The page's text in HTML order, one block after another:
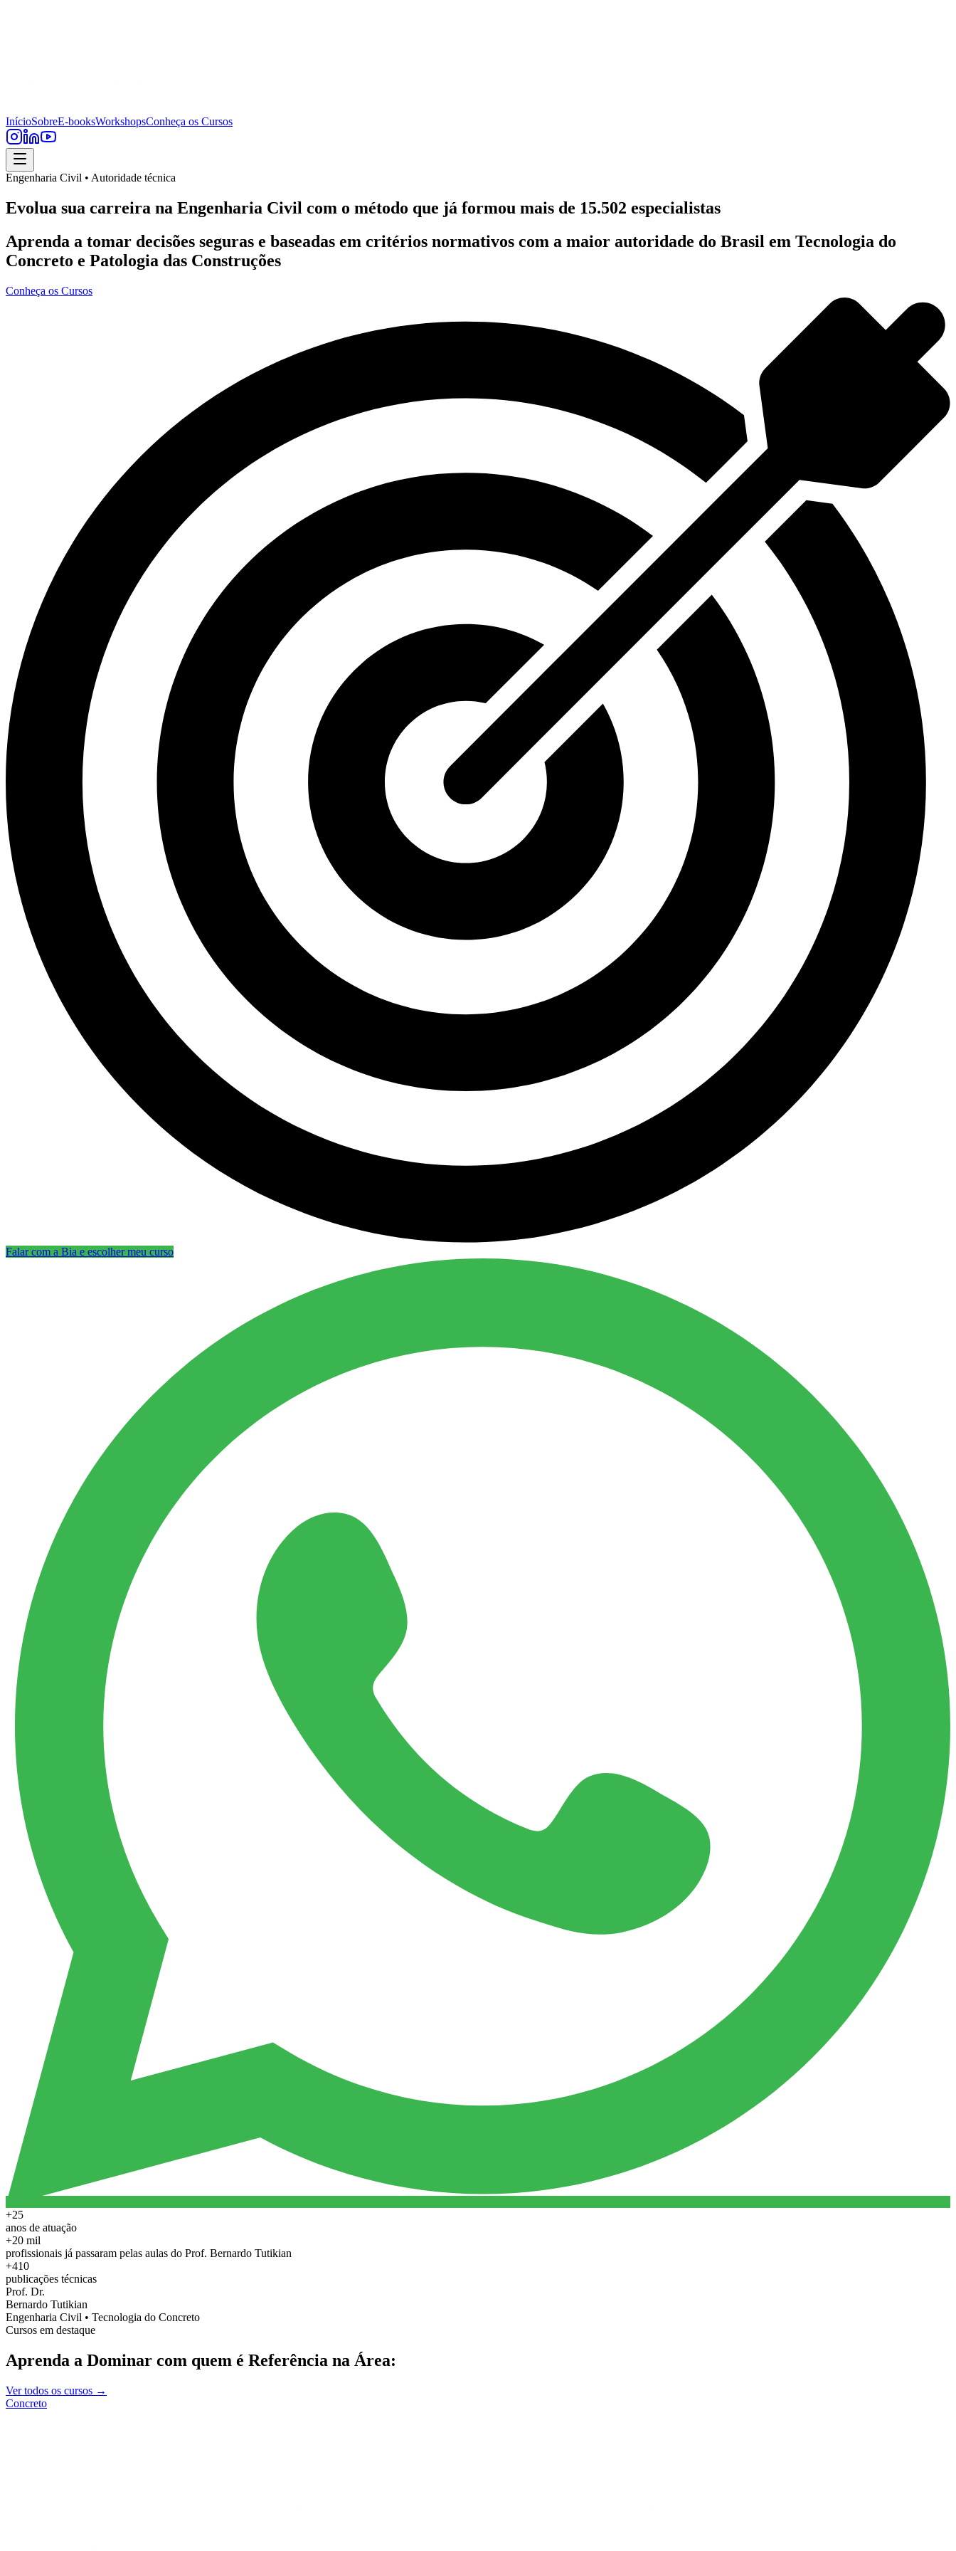
InícioSobreE-booksWorkshopsConheça os Cursos
Engenharia Civil • Autoridade técnica
Evolua sua carreira na Engenharia Civil com o método que já formou mais de 15.502 especialistas
Aprenda a tomar decisões seguras e baseadas em critérios normativos com a maior autoridade do Brasil em Tecnologia do
Concreto e Patologia das Construções
Conheça os Cursos
Falar com a Bia e escolher meu curso
+25
anos de atuação
+20 mil
profissionais já passaram pelas aulas do Prof. Bernardo Tutikian
+410
publicações técnicas
Prof. Dr.
Bernardo Tutikian
Engenharia Civil • Tecnologia do Concreto
Cursos em destaque
Aprenda a Dominar com quem é Referência na Área:
Ver todos os cursos →
Concreto